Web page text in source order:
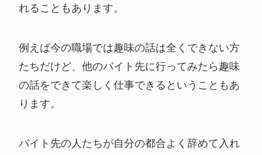
れることもあります。
例えば今の職場では趣味の話は全くできない方
たちだけど、他のバイト先に行ってみたら趣味
の話をできて楽しく仕事できるということもあ
ります。
バイト先の人たちが自分の都合よく辞めて入れ